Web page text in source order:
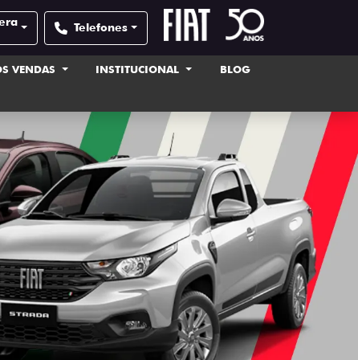
Telefones
VENDAS INSTITUCIONAL BLOG